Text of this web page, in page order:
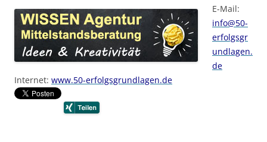
E-Mail:
info@50-
erfolgsgr
undlagen.
de
Internet: www.50-erfolgsgrundlagen.de